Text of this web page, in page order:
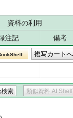
資料の利用
注記
備考